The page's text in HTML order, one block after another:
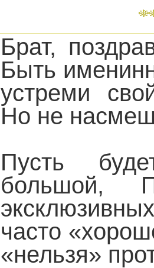
Брат,
Быть
устреми
Но не
Пусть
большой,
часто
«нельзя»